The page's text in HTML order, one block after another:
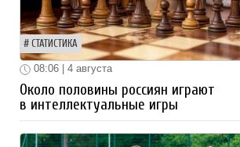
СТАТИСТИКА
08:06 | 4 августа
Около половины россиян играют
в интеллектуальные игры